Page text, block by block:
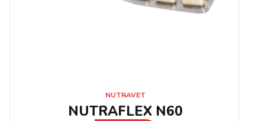
NUTRAVET
NUTRAFLEX N60